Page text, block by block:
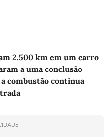
2.500 km em um carro
a uma conclusão
combustão continua